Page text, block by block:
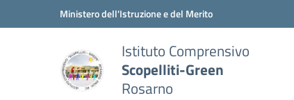
Vai ai contenuti
Vai al menu di navigazioneMinistero dell'Istruzione e del Merito
Istituto Comprensivo
Scopelliti-Green
Rosarno